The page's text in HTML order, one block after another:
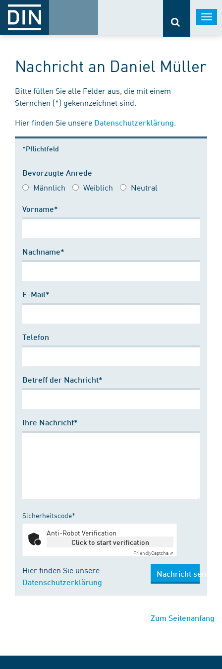
Nachricht an Daniel Müller
Bitte füllen Sie alle Felder aus, die mit einem
Sternchen (*) gekennzeichnet sind.
Hier finden Sie unsere Datenschutzerklärung
*Pflichtfeld
Bevorzugte Anrede
Männlich Weiblich Neutral
Vorname*
Nachname*
E-Mail*
Telefon
Betreff der Nachricht*
Ihre Nachricht*
Sicherheitscode*
Anti-Robot Verification
Click to start verification
FriendlyCaptcha ⇗
Hier finden Sie unsere
Datenschutzerklärung
Nachricht senden
Zum Seitenanfang